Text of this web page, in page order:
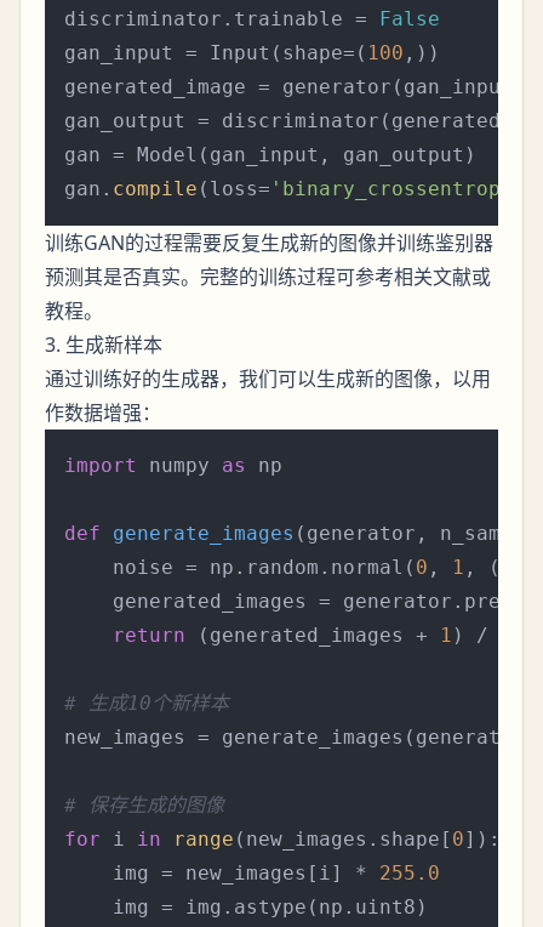
discriminator.trainable = False
gan_input = Input(shape=( 100 ,))
generated_image = generator(gan_input)
gan_output =
gan = Model(gan_input, gan_output)
gan. compile (loss= 'binary_crossentropy'
训练GAN的过程需要反复生成新的图像并训练鉴别器
预测其是否真实。完整的训练过程可参考相关文献或
教程。
3. 生成新样本
通过训练好的生成器，我们可以生成新的图像，以用
作数据增强：
import numpy as np
def generate_images ( generator,
    noise = np.random.normal(
0 , 1 ,
generated_images =
return (generated_images + 1 ) /
# 生成10个新样本
new_images =
# 保存生成的图像
for i in range (new_images.shape[ 0]):
    img = new_images[i] *
255.0
    img = img.astype(np.uint8)